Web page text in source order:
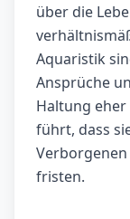
über die
Aquaristik
Ansprüche
Haltung
führt, dass
fristen.